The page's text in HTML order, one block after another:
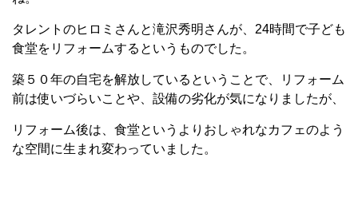
タレントのヒロミさんと滝沢秀明さんが、24時間で子ども
食堂をリフォームするというものでした。
築５０年の自宅を解放しているということで、リフォーム
前は使いづらいことや、設備の劣化が気になりましたが、
リフォーム後は、食堂というよりおしゃれなカフェのよう
な空間に生まれ変わっていました。